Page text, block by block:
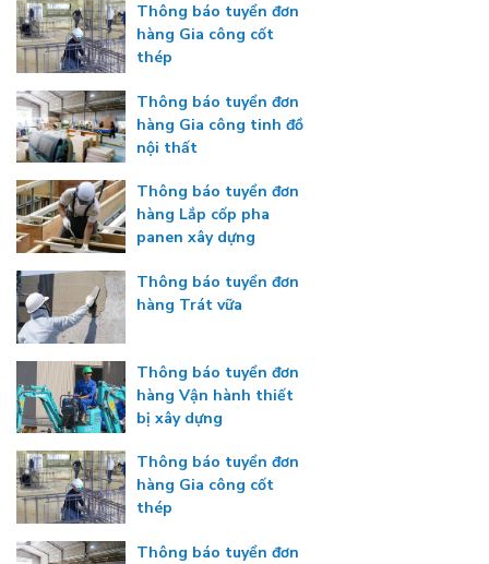
Thông báo tuyển đơn
hàng Gia công cốt
thép
Thông báo tuyển đơn
hàng Gia công tinh đồ
nội thất
Thông báo tuyển đơn
hàng Lắp cốp pha
panen xây dựng
Thông báo tuyển đơn
hàng Trát vữa
Thông báo tuyển đơn
hàng Vận hành thiết
bị xây dựng
Thông báo tuyển đơn
hàng Gia công cốt
thép
Thông báo tuyển đơn